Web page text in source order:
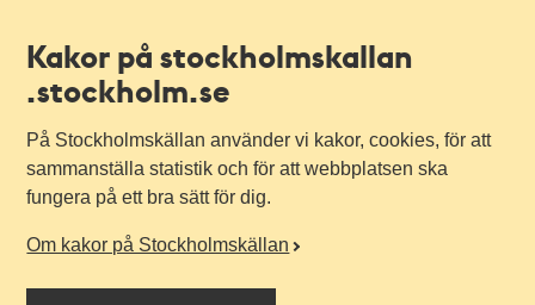
Kakor på stockholmskallan
.stockholm.se
På Stockholmskällan använder vi kakor, cookies, för att
sammanställa statistik och för att webbplatsen ska
fungera på ett bra sätt för dig.
Om kakor på Stockholmskällan